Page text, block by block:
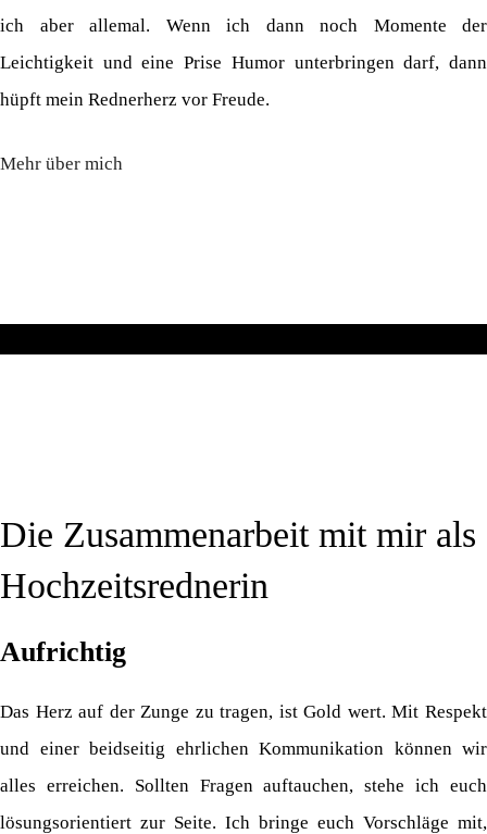
ich aber allemal. Wenn ich dann noch Momente der
Leichtigkeit und eine Prise Humor unterbringen darf, dann
hüpft mein Rednerherz vor Freude.
Mehr über mich
Die Zusammenarbeit mit mir als
Hochzeitsrednerin
Aufrichtig
Das Herz auf der Zunge zu tragen, ist Gold wert. Mit Respekt
und einer beidseitig ehrlichen Kommunikation können wir
alles erreichen. Sollten Fragen auftauchen, stehe ich euch
lösungsorientiert zur Seite. Ich bringe euch Vorschläge mit,